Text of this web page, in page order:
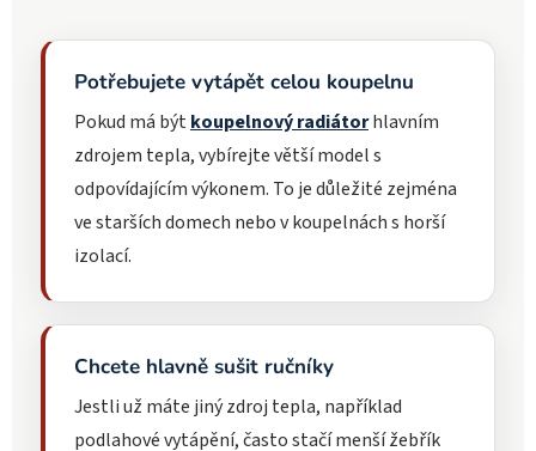
Potřebujete vytápět celou koupelnu
Pokud má být koupelnový radiátorhlavním
zdrojem tepla, vybírejte větší model s
odpovídajícím výkonem. To je důležité zejména
ve starších domech nebo v koupelnách s horší
izolací.
Chcete hlavně sušit ručníky
Jestli už máte jiný zdroj tepla, například
podlahové vytápění, často stačí menší žebřík